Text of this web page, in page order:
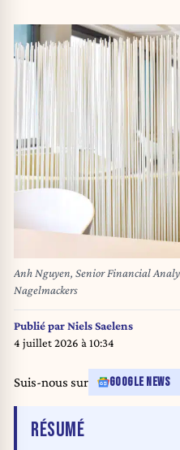
Anh Nguyen, Senior Financial
Nagelmackers
Publié parNiels Saelens
4 juillet 2026 à 10:34
Suis-nous sur GOOGLE NEWS
RÉSUMÉDE L'ARTICLE